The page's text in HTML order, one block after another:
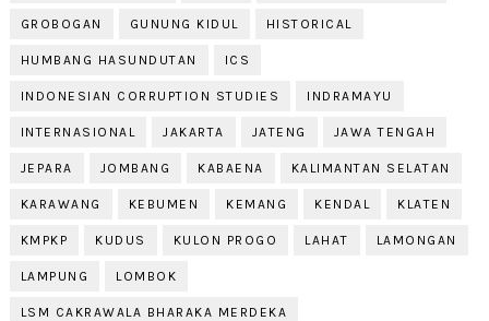
GROBOGAN GUNUNG KIDUL HISTORICAL
HUMBANG HASUNDUTAN ICS
INDONESIAN CORRUPTION STUDIES INDRAMAYU
INTERNASIONAL JAKARTA JATENG JAWA TENGAH
JEPARA JOMBANG KABAENA KALIMANTAN SELATAN
KARAWANG KEBUMEN KEMANG KENDAL KLATEN
KMPKP KUDUS KULON PROGO LAHAT LAMONGAN
LAMPUNG LOMBOK
LSM CAKRAWALA BHARAKA MERDEKA